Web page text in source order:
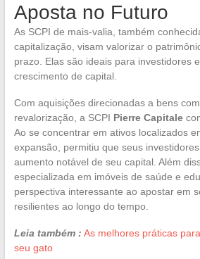
Aposta no Futuro
As SCPI de mais-valia, também
capitalização, visam valorizar o
prazo. Elas são ideais para investidores
crescimento de capital.
Com aquisições direcionadas a bens
revalorização, a SCPI Pierre Capitale
Ao se concentrar em ativos localizados
expansão, permitiu que seus
aumento notável de seu capital. Além
especializada em imóveis de saúde e
perspectiva interessante ao apostar em
resilientes ao longo do tempo.
Leia também : As melhores práticas
seu gato